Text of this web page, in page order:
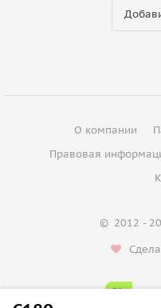
О компании
Правовая
© 2012 -